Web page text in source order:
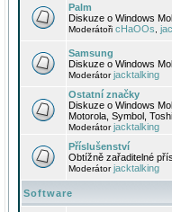
Palm
Diskuze o Windows
Moderátoři cHaOOs
Samsung
Diskuze o Windows
Moderátorjacktalking
Ostatní značky
Diskuze o Windows
Motorola, Symbol,
Moderátorjacktalking
Příslušenství
Obtížně zařaditelné
Moderátorjacktalking
Software